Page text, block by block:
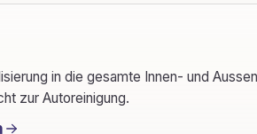
in die gesamte Innen- und
zur Autoreinigung.